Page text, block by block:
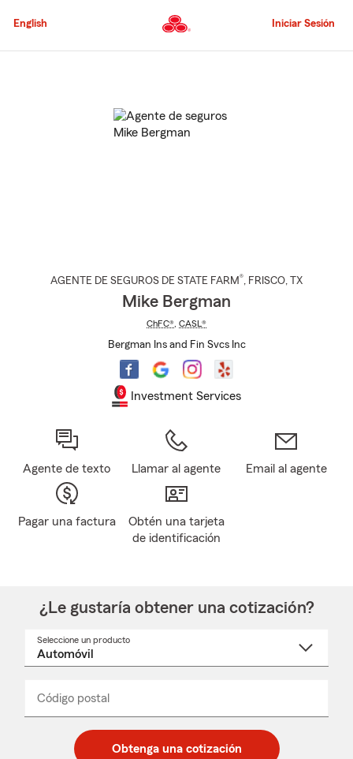
al
principal
English Iniciar Sesión
AGENTE DE SEGUROS DE STATE FARM®, FRISCO, TX
Mike Bergman
ChFC® CASL®
Bergman Ins and Fin Svcs Inc
Investment Services
Agente de texto Llamar al agente Email al agente
Pagar una factura
Obtén una tarjeta
de identificación
¿Le gustaría obtener una cotización?
Seleccione un producto
desplegable
Código postal
de
de
_____
Obtenga una cotización